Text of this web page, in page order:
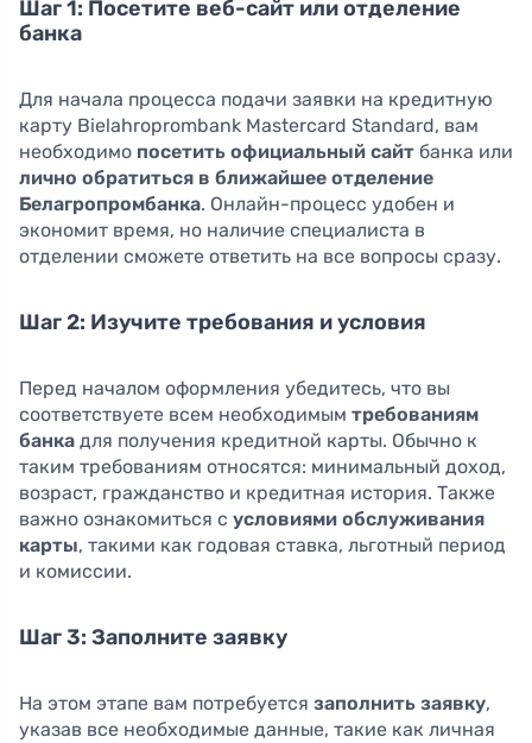
Шаг 1: Посетите веб-сайт или отделение
банка
Для начала процесса подачи заявки на кредитную
карту Bielahroprombank Mastercard Standard, вам
необходимо посетить официальный сайт банка или
лично обратиться в ближайшее отделение
Белагропромбанка. Онлайн-процесс удобен и
экономит время, но наличие специалиста в
отделении сможете ответить на все вопросы сразу.
Шаг 2: Изучите требования и условия
Перед началом оформления убедитесь, что вы
соответствуете всем необходимым требованиям
банка для получения кредитной карты. Обычно к
таким требованиям относятся: минимальный доход,
возраст, гражданство и кредитная история. Также
важно ознакомиться с условиями обслуживания
карты, такими как годовая ставка, льготный период
и комиссии.
Шаг 3: Заполните заявку
На этом этапе вам потребуется заполнить заявку,
указав все необходимые данные, такие как личная